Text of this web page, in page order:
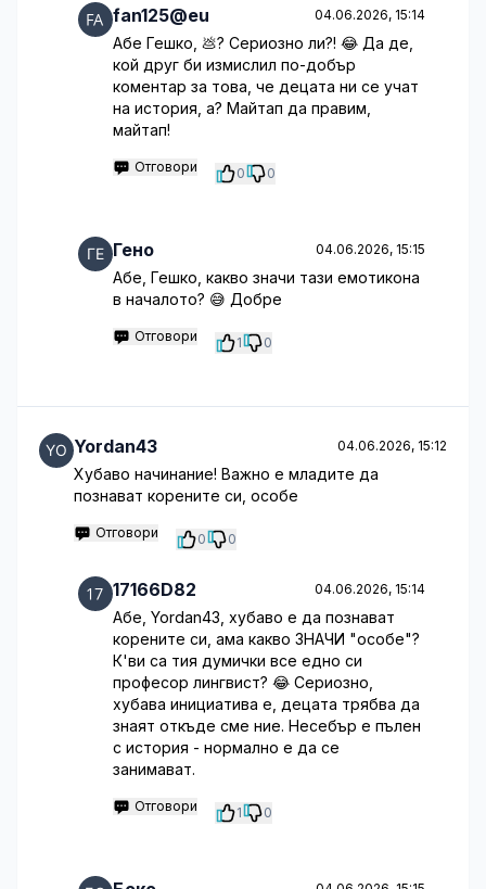
fan125@eu 04.06.2026, 15:14
Абе Гешко, 💩? Сериозно ли?! 😂 Да де,
кой друг би измислил по-добър
коментар за това, че децата ни се учат
на история, а? Майтап да правим,
майтап!
Отговори 0 0
Гено 04.06.2026, 15:15
Абе, Гешко, какво значи тази емотикона
в началото? 😅 Добре
Отговори 1 0
Yordan43 04.06.2026, 15:12
Хубаво начинание! Важно е младите да
познават корените си, особе
Отговори 0 0
17166D82 04.06.2026, 15:14
Абе, Yordan43, хубаво е да познават
корените си, ама какво ЗНАЧИ "особе"?
К'ви са тия думички все едно си
професор лингвист? 😂 Сериозно,
хубава инициатива е, децата трябва да
знаят откъде сме ние. Несебър е пълен
с история - нормално е да се
занимават.
Отговори 1 0